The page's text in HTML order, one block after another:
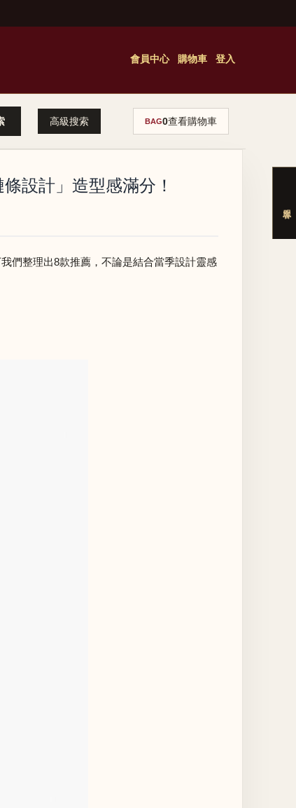
會員中心 購物車 登入
高級搜索 BAG0查看購物車
設計」造型感滿分！
們整理出8款推薦，不論是結合當季設計靈感